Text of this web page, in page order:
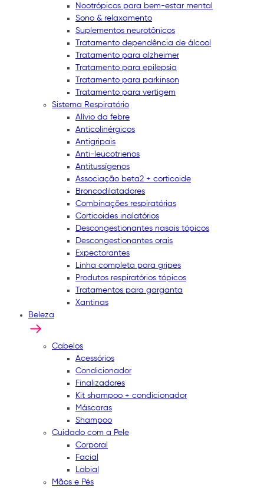
Nootrópicos para bem-estar mental
Sono & relaxamento
Suplementos neurotônicos
Tratamento dependência de álcool
Tratamento para alzheimer
Tratamento para epilepsia
Tratamento para parkinson
Tratamento para vertigem
Sistema Respiratório
Alívio da febre
Anticolinérgicos
Antigripais
Anti-leucotrienos
Antitussígenos
Associação beta2 + corticoide
Broncodilatadores
Combinações respiratórias
Corticoides inalatórios
Descongestionantes nasais tópicos
Descongestionantes orais
Expectorantes
Linha completa para gripes
Produtos respiratórios tópicos
Tratamentos para garganta
Xantinas
Beleza
Cabelos
Acessórios
Condicionador
Finalizadores
Kit shampoo + condicionador
Máscaras
Shampoo
Cuidado com a Pele
Corporal
Facial
Labial
Mãos e Pés